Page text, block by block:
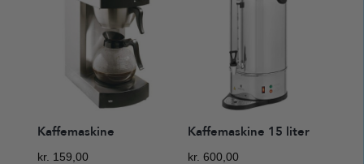
Kaffemaskine
kr. 159,00
Kaffemaskine 15 liter
kr. 600,00